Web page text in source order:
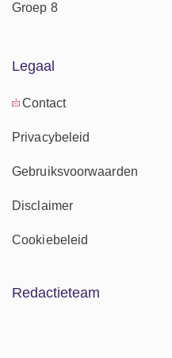
Groep 8
Legaal
Contact
Privacybeleid
Gebruiksvoorwaarden
Disclaimer
Cookiebeleid
Redactieteam